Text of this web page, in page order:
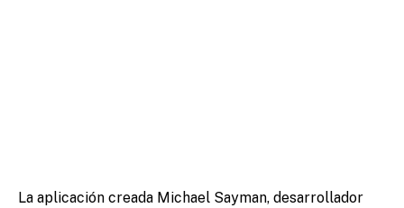
La aplicación creada Michael Sayman, desarrollador